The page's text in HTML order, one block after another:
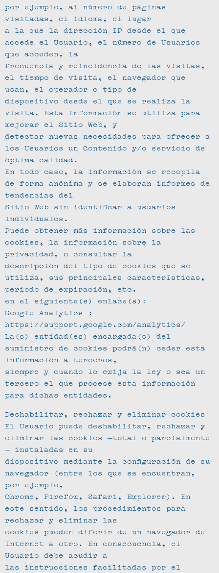
por ejemplo, al número de páginas
visitadas, el idioma, el lugar
a la que la dirección IP desde el que
accede el Usuario, el número de Usuarios
que acceden, la
frecuencia y reincidencia de las visitas,
el tiempo de visita, el navegador que
usan, el operador o tipo de
dispositivo desde el que se realiza la
visita. Esta información se utiliza para
mejorar el Sitio Web, y
detectar nuevas necesidades para ofrecer a
los Usuarios un Contenido y/o servicio de
óptima calidad.
En todo caso, la información se recopila
de forma anónima y se elaboran informes de
tendencias del
Sitio Web sin identificar a usuarios
individuales.
Puede obtener más información sobre las
cookies, la información sobre la
privacidad, o consultar la
descripción del tipo de cookies que se
utiliza, sus principales características,
periodo de expiración, etc.
en el siguiente(s) enlace(s):
Google Analytics :
https://support.google.com/analytics/
La(s) entidad(es) encargada(s) del
suministro de cookies podrá(n) ceder esta
información a terceros,
siempre y cuando lo exija la ley o sea un
tercero el que procese esta información
para dichas entidades.
Deshabilitar, rechazar y eliminar cookies
El Usuario puede deshabilitar, rechazar y
eliminar las cookies —total o parcialmente
— instaladas en su
dispositivo mediante la configuración de su
navegador (entre los que se encuentran,
por ejemplo,
Chrome, Firefox, Safari, Explorer). En
este sentido, los procedimientos para
rechazar y eliminar las
cookies pueden diferir de un navegador de
Internet a otro. En consecuencia, el
Usuario debe acudir a
las instrucciones facilitadas por el